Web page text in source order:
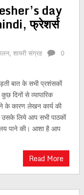
day
फ्रेशर्स
, शायरी संग्रह
0
बात के सभी प्रशंसकों
दिनों से व्यापारिक
के कारण लेखन कार्य की
उसके लिये आप सभी पाठकों
लय पाने की। आशा है आप
Read More